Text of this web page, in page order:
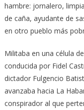
hambre: jornalero,
de caña, ayudante de
en otro pueblo más
Militaba en una célula
conducida por Fidel
dictador Fulgencio
avanzaba hacia La
conspirador al que